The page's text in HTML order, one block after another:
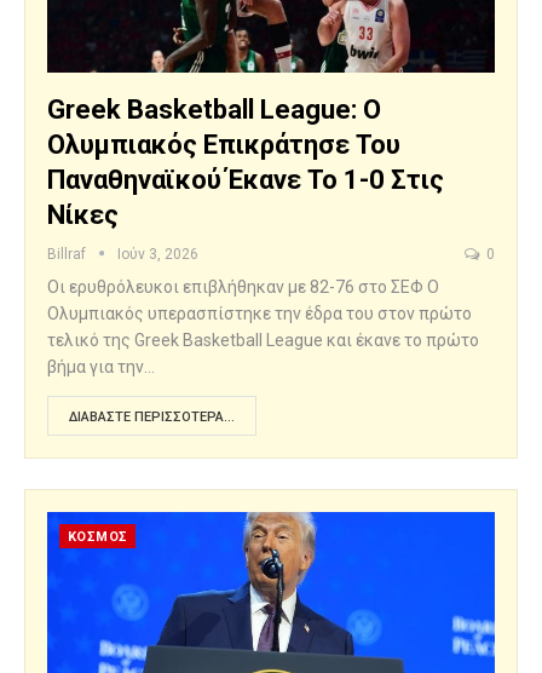
Greek Basketball League: Ο
Ολυμπιακός Επικράτησε Του
Παναθηναϊκού Έκανε Το 1-0 Στις
Νίκες
Billraf Ιούν 3, 2026 0
Οι ερυθρόλευκοι επιβλήθηκαν με 82-76 στο ΣΕΦ Ο
Ολυμπιακός υπερασπίστηκε την έδρα του στον πρώτο
τελικό της Greek Basketball League και έκανε το πρώτο
βήμα για την…
ΔΙΑΒΆΣΤΕ ΠΕΡΙΣΣΌΤΕΡΑ...
ΚΟΣΜΟΣ